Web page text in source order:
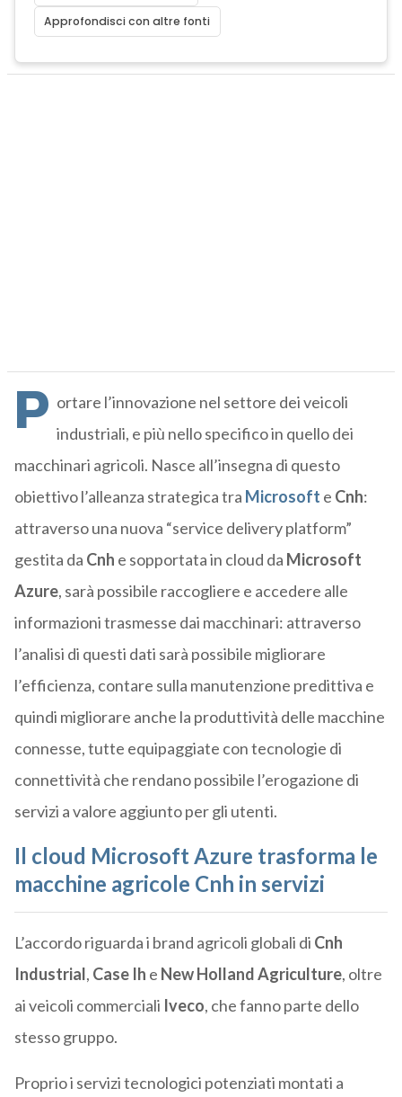
Approfondisci con altre fonti
P ortare l’innovazione nel settore dei veicoli
industriali, e più nello specifico in quello dei
macchinari agricoli. Nasce all’insegna di questo
obiettivo l’alleanza strategica tra Microsoft e Cnh:
attraverso una nuova “service delivery platform”
gestita da Cnh e sopportata in cloud da Microsoft
Azure, sarà possibile raccogliere e accedere alle
informazioni trasmesse dai macchinari: attraverso
l’analisi di questi dati sarà possibile migliorare
l’efficienza, contare sulla manutenzione predittiva e
quindi migliorare anche la produttività delle macchine
connesse, tutte equipaggiate con tecnologie di
connettività che rendano possibile l’erogazione di
servizi a valore aggiunto per gli utenti.
Il cloud Microsoft Azure trasforma le
macchine agricole Cnh in servizi
L’accordo riguarda i brand agricoli globali di Cnh
Industrial, Case Ih e New Holland Agriculture, oltre
ai veicoli commerciali Iveco, che fanno parte dello
stesso gruppo.
Proprio i servizi tecnologici potenziati montati a